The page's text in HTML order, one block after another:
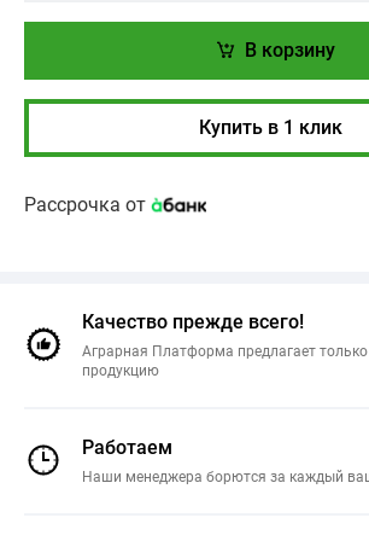
В корзину
Купить в 1 клик
Рассрочка от
Качество прежде всего!
Аграрная Платформа предлагает
продукцию
Работаем
Наши менеджера борются за каждый